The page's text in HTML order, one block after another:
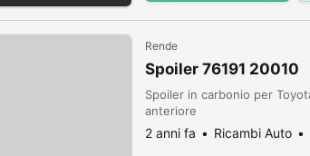
Rende
Spoiler 76191 20010
Spoiler in carbonio per
anteriore
2 anni fa Ricambi Auto